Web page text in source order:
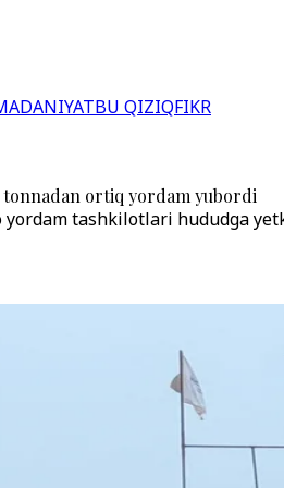
BU QIZIQFIKR
tonnadan ortiq yordam yubordi
tashkilotlari hududga